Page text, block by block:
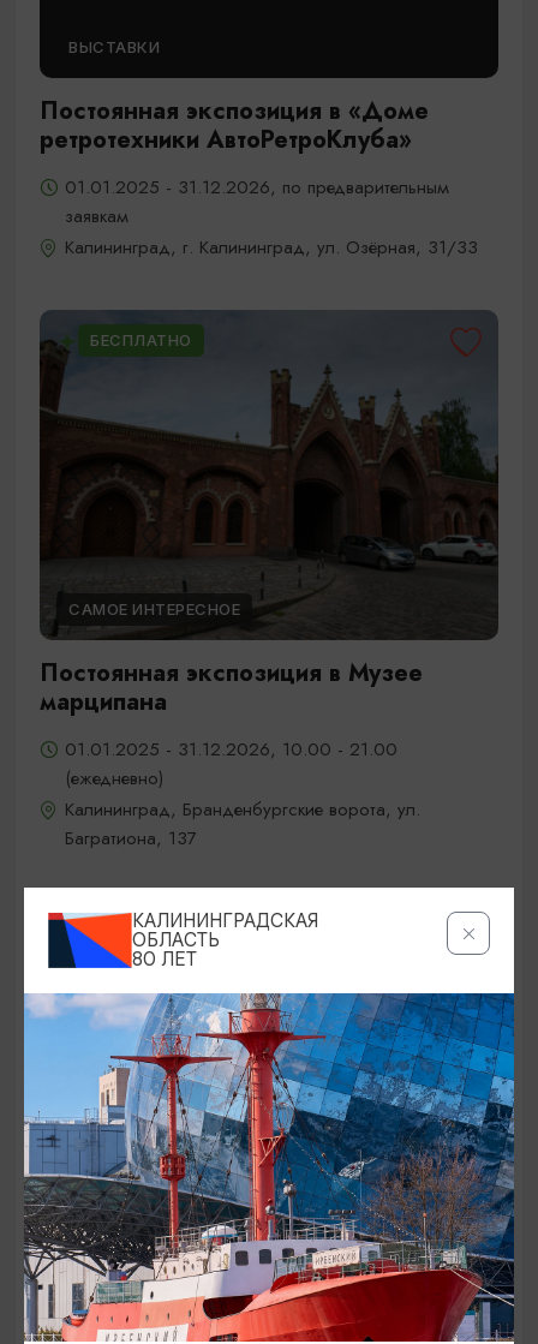
ВЫСТАВКИ
Постоянная экспозиция в «Доме
ретротехники АвтоРетроКлуба»
01.01.2025 - 31.12.2026, по предварительным
заявкам
Калининград, г. Калининград, ул. Озёрная, 31/33
БЕСПЛАТНО
САМОЕ ИНТЕРЕСНОЕ
Постоянная экспозиция в Музее
марципана
01.01.2025 - 31.12.2026, 10.00 - 21.00
(ежедневно)
Калининград, Бранденбургские ворота, ул.
Багратиона, 137
ОТ 200₽ ПУШКИНСКАЯ КАРТА
ВЫСТАВКИ
Экспозиции в Литературном музее в п.
Чистые Пруды
КАЛИНИНГРАДСКАЯ
ОБЛАСТЬ
80 ЛЕТ